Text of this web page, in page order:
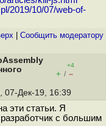
2019/10/07/web-of-
Cообщить модератору
+4
+ / –
07-Дек-19, 16:39
эти статьи. Я
с большим